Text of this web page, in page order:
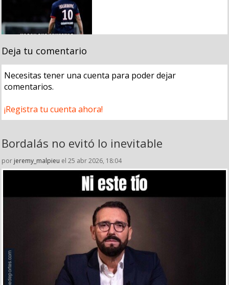
Deja tu comentario
Necesitas tener una cuenta para poder dejar
comentarios.
¡Registra tu cuenta ahora!
Bordalás no evitó lo inevitable
por jeremy_malpieu el 25 abr 2026, 18:04